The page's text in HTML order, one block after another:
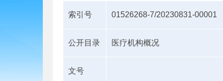
索引号 01526268-7/20230831-00001
公开目录 医疗机构概况
文号